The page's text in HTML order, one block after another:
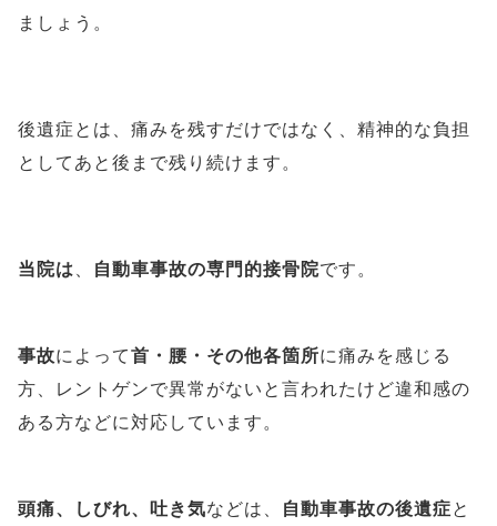
ましょう。
後遺症とは、痛みを残すだけではなく、精神的な負担
としてあと後まで残り続けます。
当院は 自動車事故の専門的接骨院です。
事故によって首・腰・その他各箇所に痛みを感じる
方、レントゲンで異常がないと言われたけど違和感の
ある方などに対応しています。
頭痛、しびれ、吐き気などは、 自動車事故の後遺症と